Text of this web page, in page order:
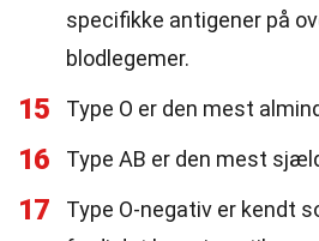
specifikke antigener på
blodlegemer.
15 Type O er den mest
16 Type AB er den mest
17
Type O-negativ er kendt